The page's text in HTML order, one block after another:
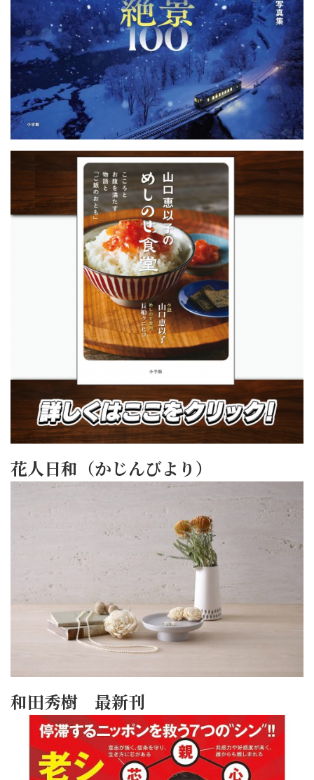
花人日和（かじんびより）
和田秀樹 最新刊